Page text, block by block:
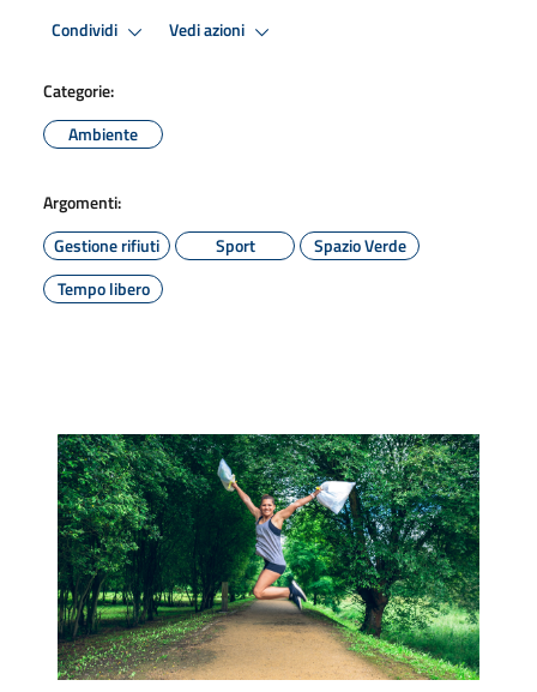
Condividi Vedi azioni
Categorie:
Ambiente
Argomenti:
Gestione rifiuti
Sport
Spazio Verde
Tempo libero